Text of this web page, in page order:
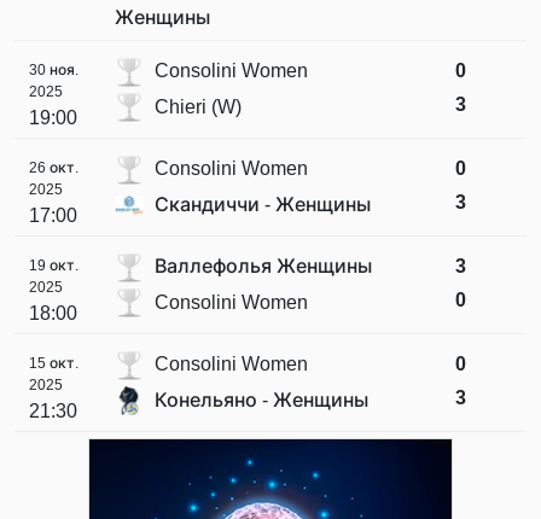
Женщины
30 ноя.
2025
19:00
Consolini Women
Chieri (W)
0
3
26 окт.
2025
17:00
Consolini Women
Скандиччи - Женщины
0
3
19 окт.
2025
18:00
Валлефолья Женщины
Consolini Women
3
0
15 окт.
2025
21:30
Consolini Women
Конельяно - Женщины
0
3